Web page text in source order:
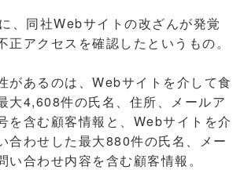
、同社Webサイトの改ざんが発覚
正アクセスを確認したというもの。
があるのは、Webサイトを介して食
大4,608件の氏名、住所、メールア
を含む顧客情報と、Webサイトを介
合わせした最大880件の氏名、メー
い合わせ内容を含む顧客情報。